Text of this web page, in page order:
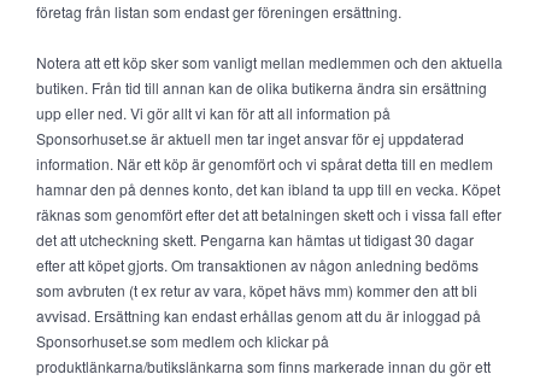
företag från listan som endast ger föreningen ersättning.
Notera att ett köp sker som vanligt mellan medlemmen och den aktuella
butiken. Från tid till annan kan de olika butikerna ändra sin ersättning
upp eller ned. Vi gör allt vi kan för att all information på
Sponsorhuset.se är aktuell men tar inget ansvar för ej uppdaterad
information. När ett köp är genomfört och vi spårat detta till en medlem
hamnar den på dennes konto, det kan ibland ta upp till en vecka. Köpet
räknas som genomfört efter det att betalningen skett och i vissa fall efter
det att utcheckning skett. Pengarna kan hämtas ut tidigast 30 dagar
efter att köpet gjorts. Om transaktionen av någon anledning bedöms
som avbruten (t ex retur av vara, köpet hävs mm) kommer den att bli
avvisad. Ersättning kan endast erhållas genom att du är inloggad på
Sponsorhuset.se som medlem och klickar på
produktlänkarna/butikslänkarna som finns markerade innan du gör ett